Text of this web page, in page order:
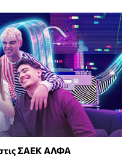
ΣΑΕΚ ΑΛΦΑ